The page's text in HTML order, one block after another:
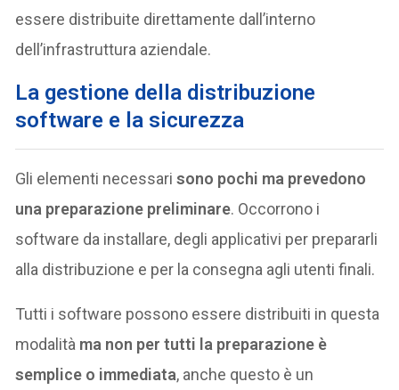
essere distribuite direttamente dall’interno
dell’infrastruttura aziendale.
La gestione della distribuzione
software e la sicurezza
Gli elementi necessarisono pochi ma prevedono
una preparazione preliminare. Occorrono i
software da installare, degli applicativi per prepararli
alla distribuzione e per la consegna agli utenti finali.
Tutti i software possono essere distribuiti in questa
modalità ma non per tutti la preparazione è
semplice o immediata, anche questo è un